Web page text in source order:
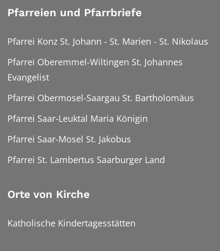
Pfarreien und Pfarrbriefe
Pfarrei Konz St. Johann - St. Marien - St. Nikolaus
Pfarrei Oberemmel-Wiltingen St. Johannes
Evangelist
Pfarrei Obermosel-Saargau St. Bartholomäus
Pfarrei Saar-Leuktal Maria Königin
Pfarrei Saar-Mosel St. Jakobus
Pfarrei St. Lambertus Saarburger Land
Orte von Kirche
Katholische Kindertagesstätten